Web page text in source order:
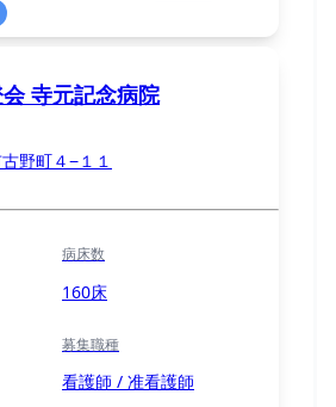
寺元記念病院
野町４−１１
病床数
160床
募集職種
看護師 / 准看護師